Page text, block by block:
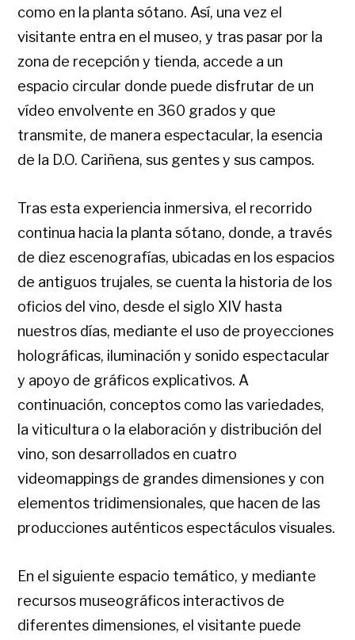
como en la planta sótano. Así, una vez el
visitante entra en el museo, y tras pasar por la
zona de recepción y tienda, accede a un
espacio circular donde puede disfrutar de un
vídeo envolvente en 360 grados y que
transmite, de manera espectacular, la esencia
de la D.O. Cariñena, sus gentes y sus campos.
Tras esta experiencia inmersiva, el recorrido
continua hacia la planta sótano, donde, a través
de diez escenografías, ubicadas en los espacios
de antiguos trujales, se cuenta la historia de los
oficios del vino, desde el siglo XIV hasta
nuestros días, mediante el uso de proyecciones
holográficas, iluminación y sonido espectacular
y apoyo de gráficos explicativos. A
continuación, conceptos como las variedades,
la viticultura o la elaboración y distribución del
vino, son desarrollados en cuatro
videomappings de grandes dimensiones y con
elementos tridimensionales, que hacen de las
producciones auténticos espectáculos visuales.
En el siguiente espacio temático, y mediante
recursos museográficos interactivos de
diferentes dimensiones, el visitante puede